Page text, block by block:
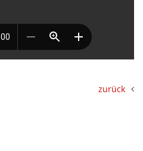
zurück